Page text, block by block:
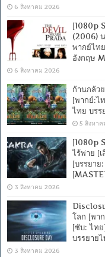
6 สิงหาคม 2026
[1080p
(2006)
พากย์ไท
อังกฤษ
6 สิงหาคม 2026
ก้านกล้ว
[พากย์:ไ
ไทย บรร
5 สิงหา
[1080p
ไร้พ่าย [
[บรรยา
3 สิงหาคม 2026
โลก [พา
[ซับ: ไท
บรรยาย
3 สิงหาคม 2026